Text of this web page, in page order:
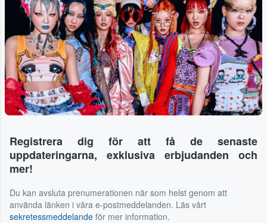
Registrera dig för att få de senaste
uppdateringarna, exklusiva erbjudanden och
mer!
Du kan avsluta prenumerationen när som helst genom att
använda länken i våra e-postmeddelanden. Läs vårt
sekretessmeddelande för mer information.